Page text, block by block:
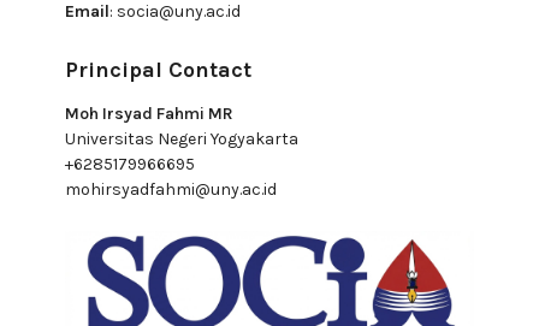
Email: socia@uny.ac.id
Principal Contact
Moh Irsyad Fahmi MR
Universitas Negeri Yogyakarta
+6285179966695
mohirsyadfahmi@uny.ac.id